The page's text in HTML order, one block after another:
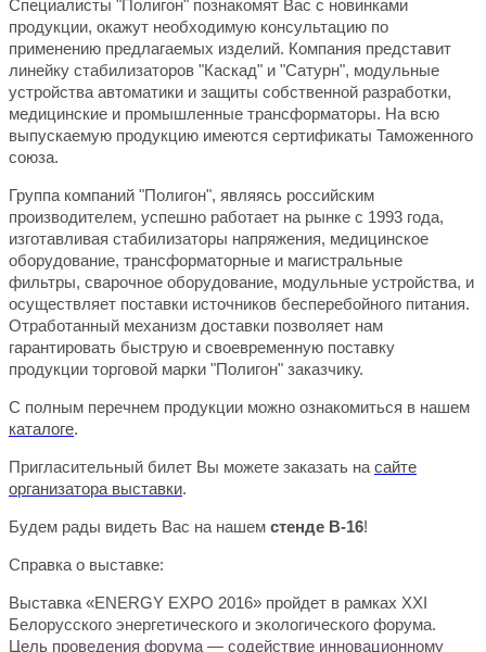
Специалисты "Полигон" познакомят Вас с новинками
продукции, окажут необходимую консультацию по
применению предлагаемых изделий. Компания представит
линейку стабилизаторов "Каскад" и "Сатурн", модульные
устройства автоматики и защиты собственной разработки,
медицинские и промышленные трансформаторы. На всю
выпускаемую продукцию имеются сертификаты Таможенного
союза.
Группа компаний "Полигон", являясь российским
производителем, успешно работает на рынке с 1993 года,
изготавливая стабилизаторы напряжения, медицинское
оборудование, трансформаторные и магистральные
фильтры, сварочное оборудование, модульные устройства, и
осуществляет поставки источников бесперебойного питания.
Отработанный механизм доставки позволяет нам
гарантировать быструю и своевременную поставку
продукции торговой марки "Полигон" заказчику.
С полным перечнем продукции можно ознакомиться в нашем
каталоге.
Пригласительный билет Вы можете заказать насайте
организатора выставки.
Будем рады видеть Вас на нашем стенде B-16!
Справка о выставке:
Выставка «ENERGY EXPO 2016» пройдет в рамках XXI
Белорусского энергетического и экологического форума.
Цель проведения форума — содействие инновационному